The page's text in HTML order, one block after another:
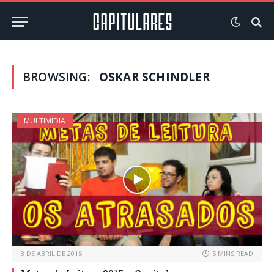
BROWSING: OSKAR SCHINDLER
MULTIMÍDIA
3 DE ABRIL DE 2015 5 MINS READ